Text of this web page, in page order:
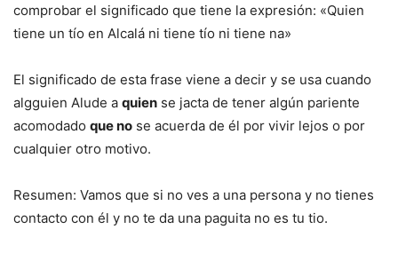
comprobar el significado que tiene la expresión: «Quien
tiene un tío en Alcalá ni tiene tío ni tiene na»
El significado de esta frase viene a decir y se usa cuando
algguien Alude a quien se jacta de tener algún pariente
acomodado que no se acuerda de él por vivir lejos o por
cualquier otro motivo.
Resumen: Vamos que si no ves a una persona y no tienes
contacto con él y no te da una paguita no es tu tio.